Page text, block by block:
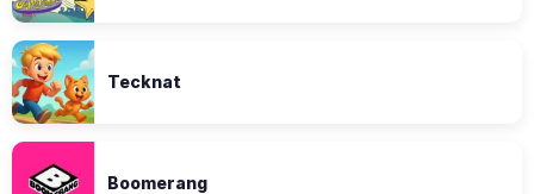
Tecknat
Boomerang